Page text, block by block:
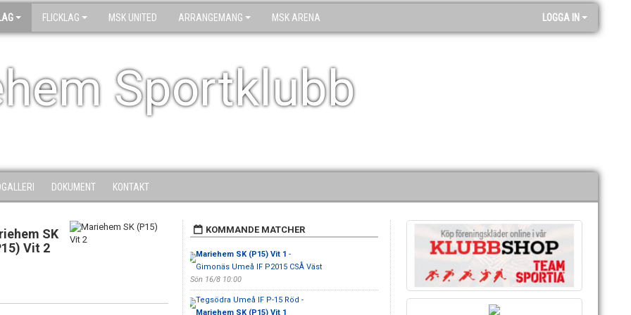
FLICKLAG MSK UNITED ARRANGEMANG MSK ARENA LOGGA IN
Sportklubb
DOKUMENT KONTAKT
SK
Vit 2
KOMMANDE MATCHER
Mariehem SK (P15) Vit 1 -
Gimonäs Umeå IF P2015 CSÅ Väst
Sön 16/8 10:00
Tegsödra Umeå IF P-15 Röd -
Mariehem SK (P15) Vit 1